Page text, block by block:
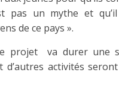
pas un mythe et
de ce pays ».
projet va durer une
d’autres activités